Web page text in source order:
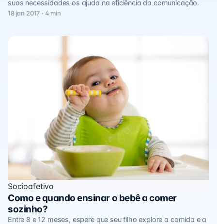
suas necessidades os ajuda na eficiência da comunicação.
18 jan 2017 · 4 min
Socioafetivo
Como e quando ensinar o bebê a comer
sozinho?
Entre 8 e 12 meses, espere que seu filho explore a comida e a